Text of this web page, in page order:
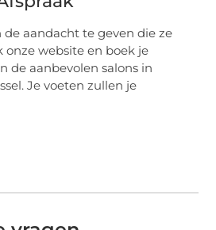
de aandacht te geven die ze
onze website en boek je
de aanbevolen salons in
Je voeten zullen je